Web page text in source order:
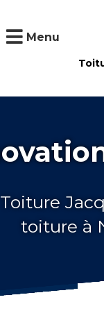
Menu
Toiture
toiture à